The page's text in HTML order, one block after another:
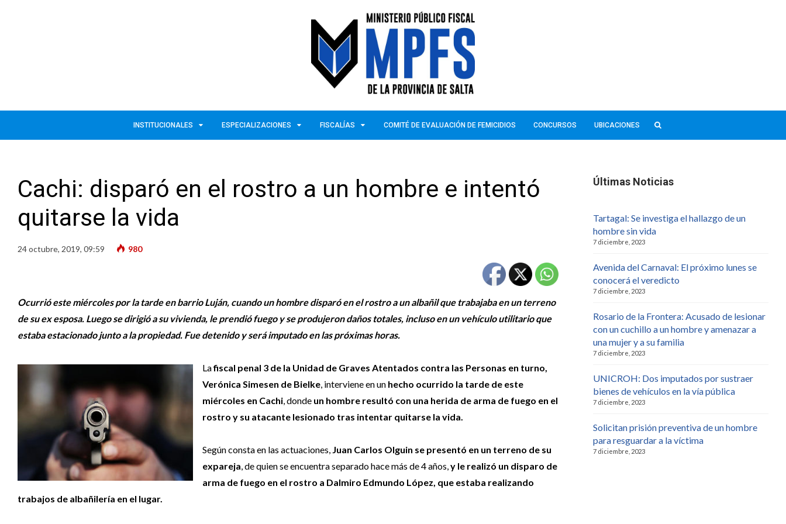
INSTITUCIONALES ESPECIALIZACIONES FISCALÍAS COMITÉ DE EVALUACIÓN DE FEMICIDIOS CONCURSOS UBICACIONES
Cachi: disparó en el rostro a un hombre e intentó
quitarse la vida
24 octubre, 2019, 09:59 980
Ocurrió este miércoles por la tarde en barrio Luján, cuando un hombre disparó en el rostro a un albañil que trabajaba en un terreno
de su ex esposa. Luego se dirigió a su vivienda, le prendió fuego y se produjeron daños totales, incluso en un vehículo utilitario que
estaba estacionado junto a la propiedad. Fue detenido y será imputado en las próximas horas.
Lafiscal penal 3 de la Unidad de Graves Atentados contra las Personas en turno,
Verónica Simesen de Bielke , interviene en un hecho ocurrido la tarde de este
miércoles en Cachi , donde un hombre resultó con una herida de arma de fuego en el
rostro y su atacante lesionado tras intentar quitarse la vida.
Según consta en las actuaciones, Juan Carlos Olguin se presentó en un terreno de su
expareja , de quien se encuentra separado hace más de 4 años, y le realizó un disparo de
arma de fuego en el rostro a Dalmiro Edmundo López, que estaba realizando
trabajos de albañilería en el lugar.
Últimas Noticias
Tartagal: Se investiga el hallazgo de un
hombre sin vida
7 diciembre, 2023
Avenida del Carnaval: El próximo lunes se
conocerá el veredicto
7 diciembre, 2023
Rosario de la Frontera: Acusado de lesionar
con un cuchillo a un hombre y amenazar a
una mujer y a su familia
7 diciembre, 2023
UNICROH: Dos imputados por sustraer
bienes de vehículos en la vía pública
7 diciembre, 2023
Solicitan prisión preventiva de un hombre
para resguardar a la víctima
7 diciembre, 2023